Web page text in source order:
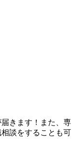
きます！また、専
談をすることも可